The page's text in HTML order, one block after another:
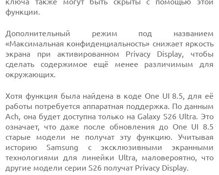
функции.
Дополнительный режим под названием
«Максимальная конфиденциальность» снижает яркость
экрана при активированном Privacy Display, чтобы
сделать содержимое ещё менее различимым для
окружающих.
Хотя функция была найдена в коде One UI 8.5, для её
работы потребуется аппаратная поддержка. По данным
Ach, она будет доступна только на Galaxy S26 Ultra. Это
означает, что даже после обновления до One UI 8.5
старые модели не получат эту функцию. Учитывая
историю Samsung с эксклюзивными экранными
технологиями для линейки Ultra, маловероятно, что
другие модели серии S26 получат Privacy Display.